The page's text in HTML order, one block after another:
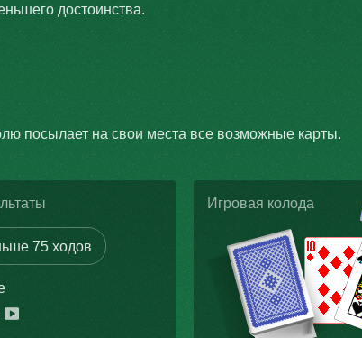
достоинства.
посылает на свои места все возможные карты.
75 ходов
Игровая колода